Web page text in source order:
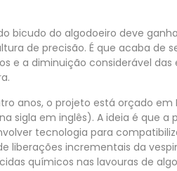
bicudo do algodoeiro deve
de precisão. É que acaba de
e a diminuição considerável
anos, o projeto está orçado em
sigla em inglês). A ideia é que
tecnologia para
liberações incrementais da
químicos nas lavouras de